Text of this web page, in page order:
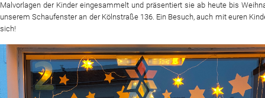
News
Malvorlagen der Kinder eingesammelt und präsentiert sie ab heute bis
unserem Schaufenster an der Kölnstraße 136. Ein Besuch, auch mit euren
sich!